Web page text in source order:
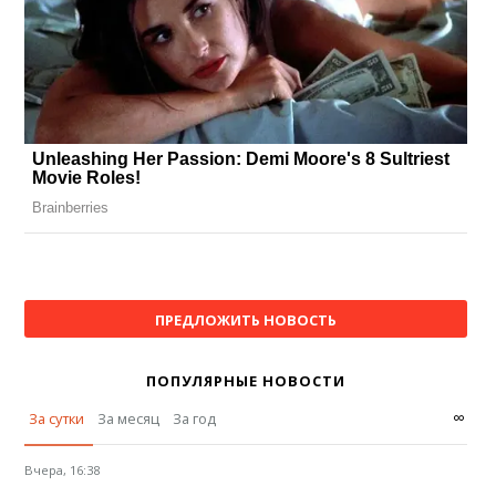
ПРЕДЛОЖИТЬ НОВОСТЬ
ПОПУЛЯРНЫЕ НОВОСТИ
За сутки
За месяц За год ∞
Вчера, 16:38